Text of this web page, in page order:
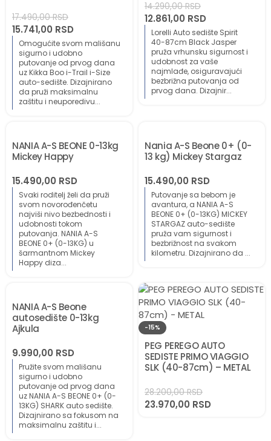
17.490,00RSD
15.741,00 RSD
Omogućite svom mališanu
sigurno i udobno
putovanje od prvog dana
uz Kikka Boo i-Trail i-Size
auto-sedište. Dizajnirano
da pruži maksimalnu
zaštitu i neuporedivu...
14.290,00RSD
12.861,00 RSD
Lorelli Auto sedište Spirit
40-87cm Black Jasper
pruža vrhunsku sigurnost i
udobnost za vaše
najmlađe, osiguravajući
bezbrižna putovanja od
prvog dana. Dizajnir...
NANIA A-S BEONE 0-13kg
Mickey Happy
15.490,00 RSD
Svaki roditelj želi da pruži
svom novorođenčetu
najviši nivo bezbednosti i
udobnosti tokom
putovanja. NANIA A-S
BEONE 0+ (0-13KG) u
šarmantnom Mickey
Happy diza...
Nania A-S Beone 0+ (0-
13 kg) Mickey Stargaz
15.490,00 RSD
Putovanje sa bebom je
avantura, a NANIA A-S
BEONE 0+ (0-13KG) MICKEY
STARGAZ auto-sedište
pruža vam sigurnost i
bezbrižnost na svakom
kilometru. Dizajnirano da ...
NANIA A-S Beone
autosedište 0-13kg
Ajkula
9.990,00 RSD
Pružite svom mališanu
sigurno i udobno
putovanje od prvog dana
uz NANIA A-S BEONE 0+ (0-
13KG) SHARK auto sedište.
Dizajnirano sa fokusom na
maksimalnu zaštitu i...
-15%
PEG PEREGO AUTO
SEDISTE PRIMO VIAGGIO
SLK (40-87cm) – METAL
28.200,00RSD
23.970,00 RSD